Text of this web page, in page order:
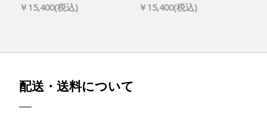
￥15,400(税込)
￥15,400(税込)
配送・送料について